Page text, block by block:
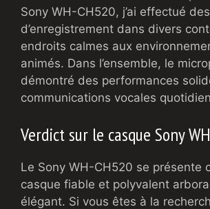
Sony WH-CH520, j’ai effectué
d’enregistrement dans divers
endroits calmes aux
animés. Dans l’ensemble, le
démontré des performances
communications vocales
Verdict sur le casque Sony
Le Sony WH-CH520 se présente
casque fiable et polyvalent
élégant. Si vous êtes à la